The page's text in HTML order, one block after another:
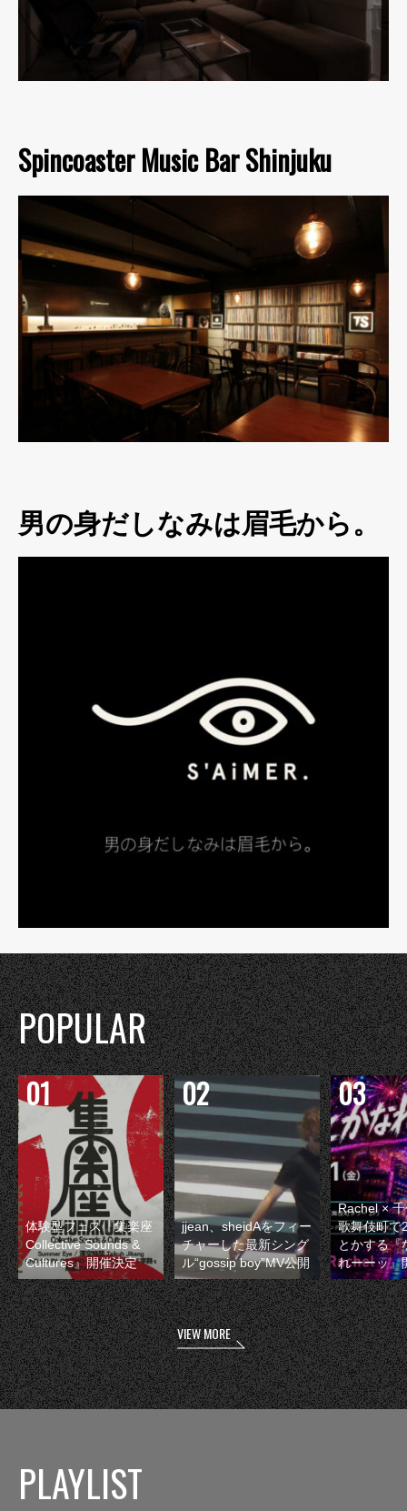
Spincoaster Music Bar Shinjuku
男の身だしなみは眉毛から。
POPULAR
体験型フェス『集楽座
Collective Sounds &
Cultures』開催決定
jjean、sheidAをフィー
チャーした最新シング
ル“gossip boy”MV公開
Rachel ×
歌舞伎町で
とかする『
れーーッ』
VIEW MORE
PLAYLIST